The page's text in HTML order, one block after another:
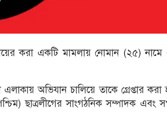
করা একটি মামলায় নোমান (২৫)
অভিযান চালিয়ে তাকে গ্রেপ্তার করা
ছাত্রলীগের সাংগঠনিক সম্পাদক এবং